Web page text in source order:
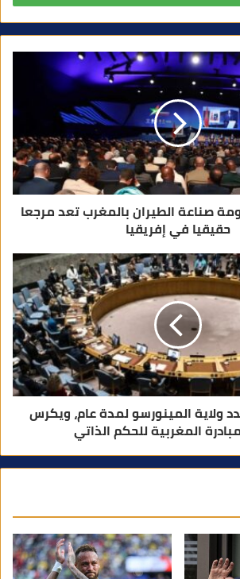
صناعة الطيران بالمغرب تعد مرجعا
حقيقيا في إفريقيا
ولاية المينورسو لمدة عام، ويكرس
المغربية للحكم الذاتي